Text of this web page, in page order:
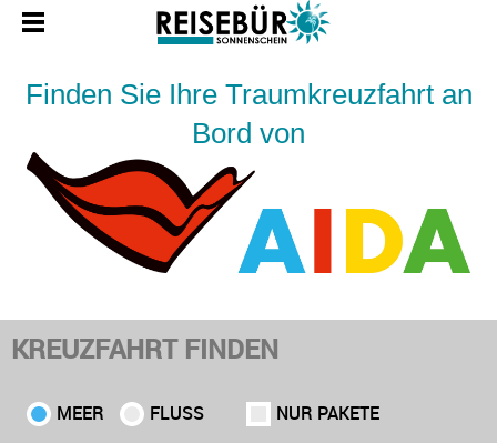
Finden Sie Ihre Traumkreuzfahrt an
Bord von
KREUZFAHRT FINDEN
MEER FLUSS NUR PAKETE